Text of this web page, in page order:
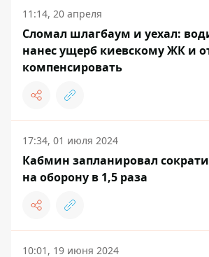
11:14, 20 апреля
Сломал шлагбаум и уехал:
нанес ущерб киевскому ЖК и
компенсировать
17:34, 01 июля 2024
Кабмин запланировал
на оборону в 1,5 раза
10:01, 19 июня 2024